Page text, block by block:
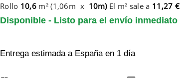
Rollo 10,6 m² (1,06m x 10m) El m² sale a 11,27 €
Disponible - Listo para el envío inmediato
Entrega estimada a España en 1 día